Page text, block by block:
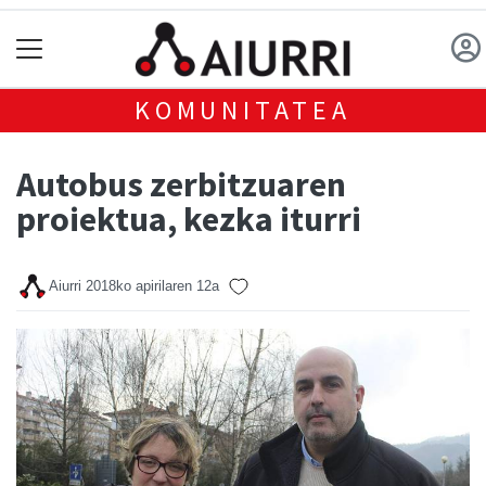
KOMUNITATEA
Autobus zerbitzuaren
proiektua, kezka iturri
Aiurri 2018ko apirilaren 12a